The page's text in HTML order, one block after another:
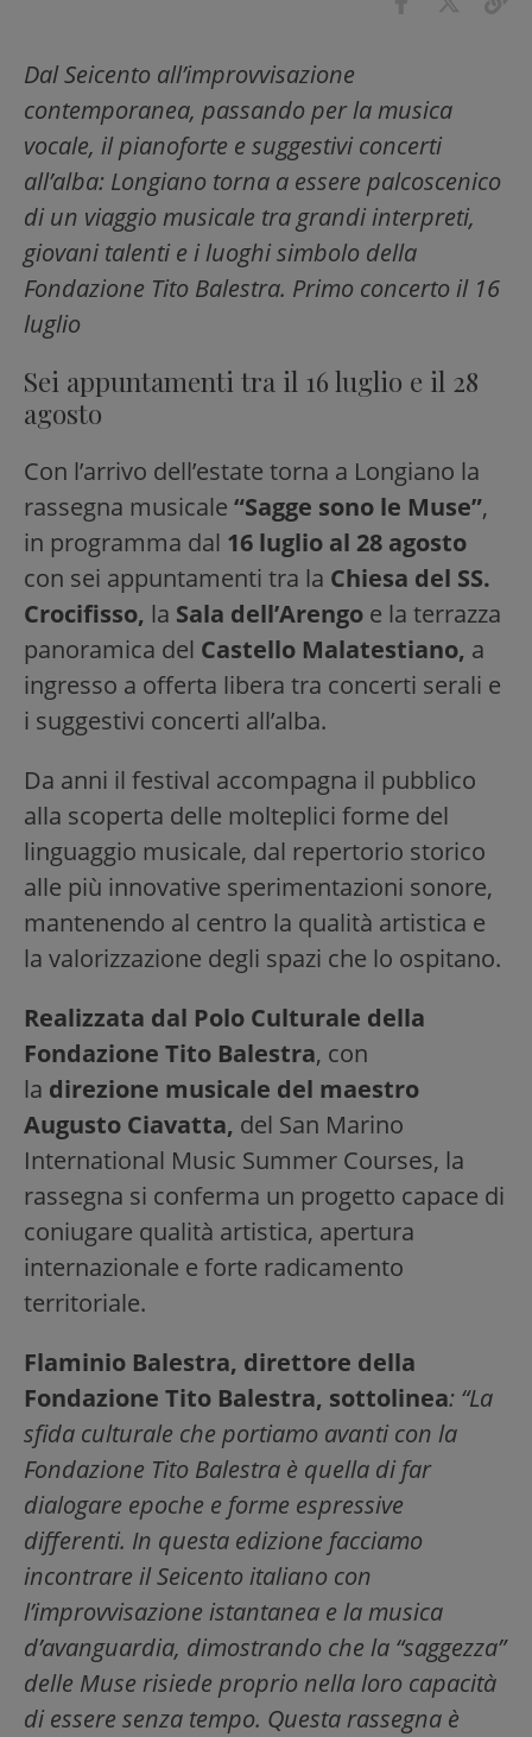
Dal Seicento all’improvvisazione
contemporanea, passando per la musica
vocale, il pianoforte e suggestivi concerti
all’alba: Longiano torna a essere palcoscenico
di un viaggio musicale tra grandi interpreti,
giovani talenti e i luoghi simbolo della
Fondazione Tito Balestra. Primo concerto il 16
luglio
Sei appuntamenti tra il 16 luglio e il 28
agosto
Con l’arrivo dell’estate torna a Longiano la
rassegna musicale “Sagge sono le Muse”,
in programma dal 16 luglio al 28 agosto
con sei appuntamenti tra la Chiesa del SS.
Crocifisso, la Sala dell’Arengo e la terrazza
panoramica del Castello Malatestiano, a
ingresso a offerta libera tra concerti serali e
i suggestivi concerti all’alba.
Da anni il festival accompagna il pubblico
alla scoperta delle molteplici forme del
linguaggio musicale, dal repertorio storico
alle più innovative sperimentazioni sonore,
mantenendo al centro la qualità artistica e
la valorizzazione degli spazi che lo ospitano.
Realizzata dal Polo Culturale della
Fondazione Tito Balestra, con
la direzione musicale del maestro
Augusto Ciavatta, del San Marino
International Music Summer Courses, la
rassegna si conferma un progetto capace di
coniugare qualità artistica, apertura
internazionale e forte radicamento
territoriale.
Flaminio Balestra, direttore della
Fondazione Tito Balestra, sottolinea: “La
sfida culturale che portiamo avanti con la
Fondazione Tito Balestra è quella di far
dialogare epoche e forme espressive
differenti. In questa edizione facciamo
incontrare il Seicento italiano con
l’improvvisazione istantanea e la musica
d’avanguardia, dimostrando che la “saggezza”
delle Muse risiede proprio nella loro capacità
di essere senza tempo. Questa rassegna è